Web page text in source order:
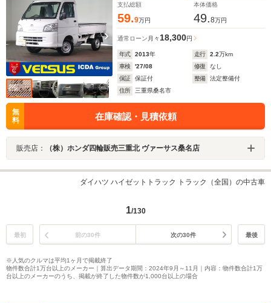
支払総額
59.9万円
本体価格
49.8万円
通常ローン 月々18,300円
年式 2013年 走行 2.2万km
車検
'27/08 修復
なし
保証
保証付 整備
法定整備付
住所
三重県桑名市
無
料
在庫確認・見積依頼
販売店： （株）ホンダ四輪販売三重北 ヴァーサス桑名店
ダイハツ ハイゼットトラック トラック（全国）の中古車
1/130
最初 前の30件 次の30件 最後
※人気のクルマは平均1ヶ月で掲載終了
物件数合計1万台以上のメーカー｜算出データ期間：2024年9月～11月｜内容：物件数合計1万
台以上のメーカーのうち、掲載が終了した物件数が1,000台以上の場合